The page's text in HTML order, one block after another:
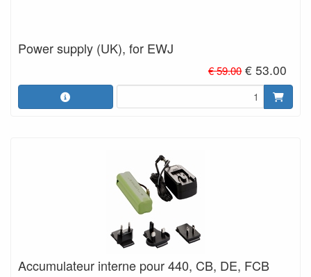
Power supply (UK), for EWJ
€ 59.00 € 53.00
Accumulateur interne pour 440, CB, DE, FCB